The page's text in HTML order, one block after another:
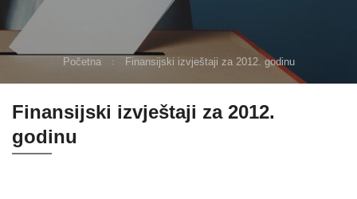
Početna Finansijski izvještaji za 2012. godinu
Finansijski izvještaji za 2012.
godinu